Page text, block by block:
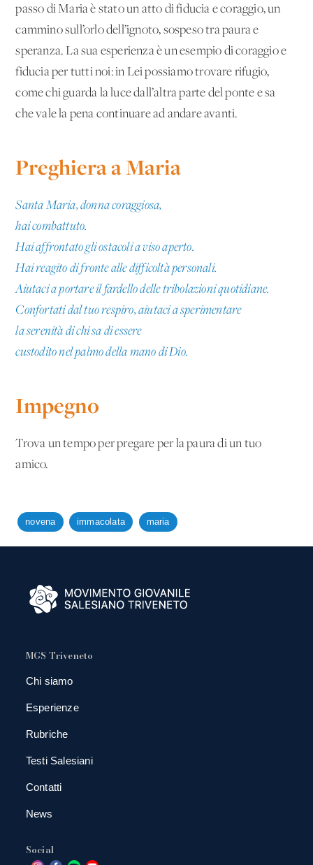
passo di Maria è stato un atto di fiducia e coraggio, un
cammino sull’orlo dell’ignoto, sospeso tra paura e
speranza. La sua esperienza è un esempio di coraggio e
fiducia per tutti noi: in Lei possiamo trovare rifugio,
come chi guarda la luce dall’altra parte del ponte e sa
che vale la pena continuare ad andare avanti.
Preghiera a Maria
Santa Maria, donna coraggiosa,
hai combattuto.
Hai affrontato gli ostacoli a viso aperto.
Hai reagito di fronte alle difficoltà personali.
Aiutaci a portare il fardello delle tribolazioni quotidiane.
Confortati dal tuo respiro, aiutaci a sperimentare
la serenità di chi sa di essere
custodito nel palmo della mano di Dio.
Impegno
Trova un tempo per pregare per la paura di un tuo
amico.
novena immacolata maria
MGS Triveneto
Chi siamo
Esperienze
Rubriche
Testi Salesiani
Contatti
News
Social